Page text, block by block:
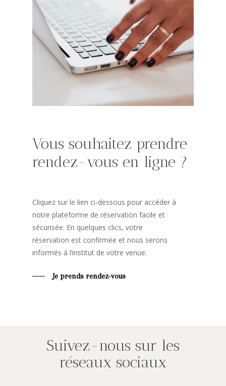
Vous souhaitez prendre
rendez-vous en ligne ?
Cliquez sur le lien ci-dessous pour accéder à
notre plateforme de réservation facile et
sécurisée. En quelques clics, votre
réservation est confirmée et nous serons
informés à l’institut de votre venue.
Je prends rendez-vous
Suivez-nous sur les
réseaux sociaux